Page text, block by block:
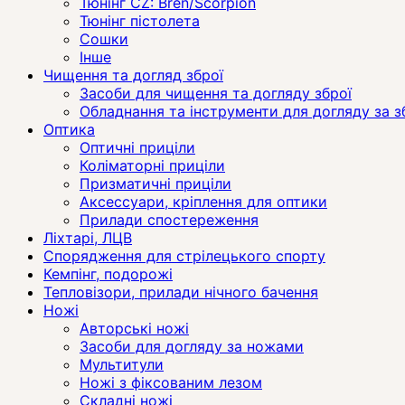
Тюнінг пістолета
Сошки
Інше
Чищення та догляд зброї
Засоби для чищення та догляду зброї
Обладнання та інструменти для догляду за
Оптика
Оптичні приціли
Коліматорні приціли
Призматичні приціли
Аксессуари, кріплення для оптики
Прилади спостереження
Ліхтарі, ЛЦВ
Спорядження для стрілецького спорту
Кемпінг, подорожі
Тепловізори, прилади нічного бачення
Ножі
Авторські ножі
Засоби для догляду за ножами
Мультитули
Ножі з фіксованим лезом
Складні ножі